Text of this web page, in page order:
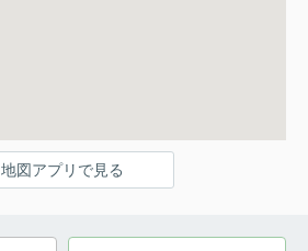
地図アプリで見る